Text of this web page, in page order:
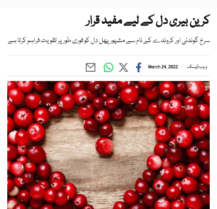
کرین بیری دل کے لیے مفید قرار
سرخ گوندنی اور کروندے کے نام سے مشہور پھل دل کو فوری طور پر تقویت فراہم کرتا ہے
ویب ڈیسک March 24, 2022